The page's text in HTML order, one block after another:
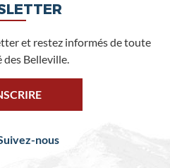
et restez informés de toute
des Belleville.
nous